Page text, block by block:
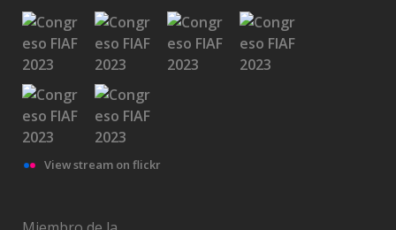
Medalla Filmoteca a Rubén Gámez
View stream on flickr